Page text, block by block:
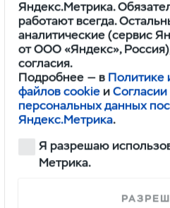
на китайские…
Сергей Арбузов
Яндекс.Метрика.
работают всегда.
аналитические (сервис
от ООО «Яндекс»,
согласия.
Подробнее — в Политике
файлов cookie иСогласии
персональных данных
Яндекс.Метрика.
Я разрешаю
Метрика.